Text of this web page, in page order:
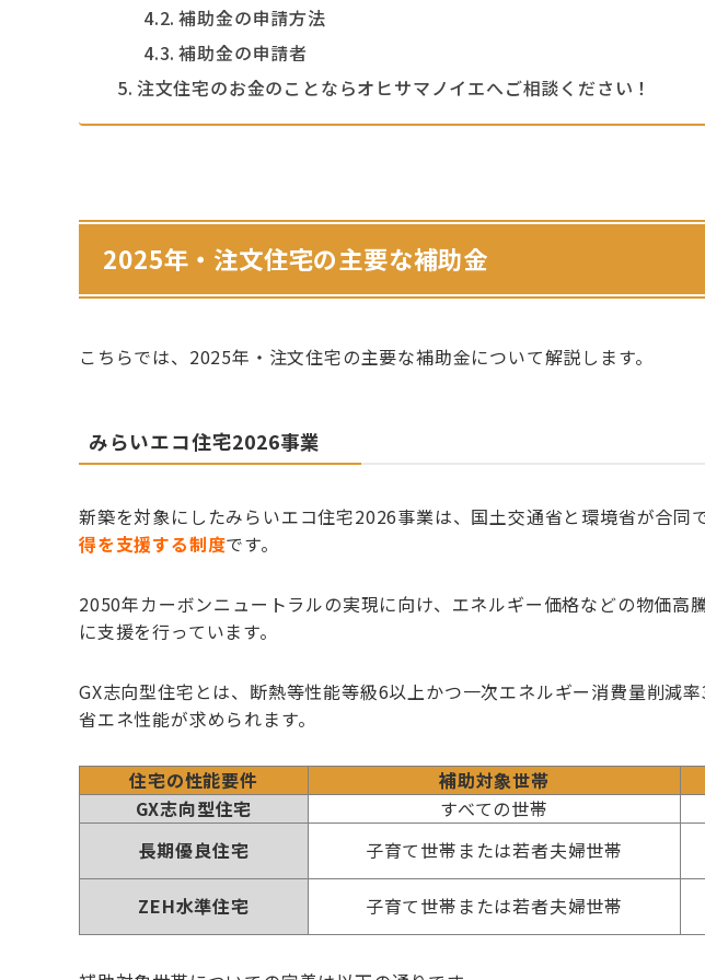
補助金の申請方法
補助金の申請者
注文住宅のお金のことならオヒサマノイエへご相談ください！
2025年・注文住宅の主要な補助金
こちらでは、2025年・注文住宅の主要な補助金について解説します。
みらいエコ住宅2026事業
新築を対象にしたみらいエコ住宅2026事業は、国土交通省と環境省が合同
得を支援する制度です。
2050年カーボンニュートラルの実現に向け、エネルギー価格などの物価高
に支援を行っています。
GX志向型住宅とは、断熱等性能等級6以上かつ一次エネルギー消費量削減
省エネ性能が求められます。
住宅の性能要件 補助対象世帯
GX志向型住宅
すべての世帯
長期優良住宅
子育て世帯または若者夫婦世帯
ZEH水準住宅
子育て世帯または若者夫婦世帯